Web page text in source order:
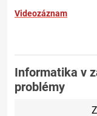
Videozáznam
Informatika v
problémy